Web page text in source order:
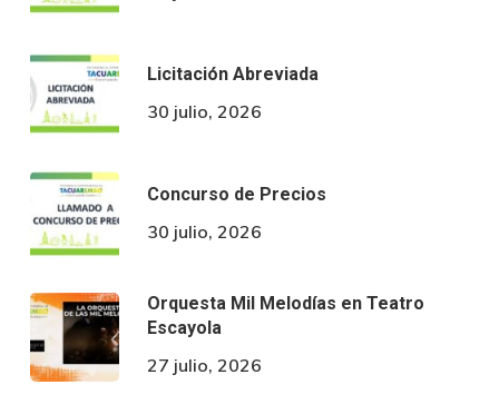
Licitación Abreviada
30 julio, 2026
Concurso de Precios
30 julio, 2026
Orquesta Mil Melodías en Teatro
Escayola
27 julio, 2026